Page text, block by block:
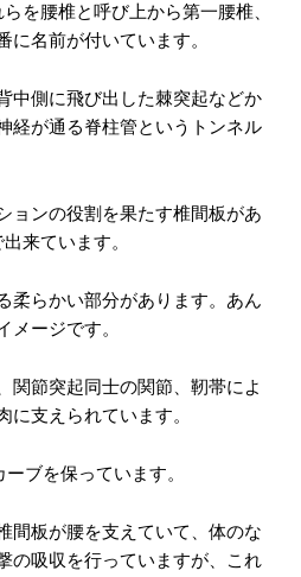
を腰椎と呼び上から第一腰椎、
に名前が付いています。
中側に飛び出した棘突起などか
経が通る脊柱管というトンネル
ョンの役割を果たす椎間板があ
来ています。
柔らかい部分があります。あん
メージです。
関節突起同士の関節、靭帯によ
に支えられています。
ブを保っています。
間板が腰を支えていて、体のな
の吸収を行っていますが、これ